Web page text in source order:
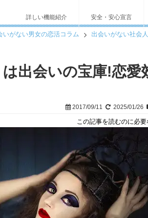
詳しい機能紹介 安全・安心宣言
いがない男女の恋活コラム 出会いがない社会人
出会いの宝庫!恋愛
2017/09/11 2025/01/26
この記事を読むのに必